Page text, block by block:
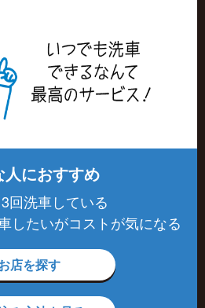
人におすすめ
3回洗車している
したいがコストが気になる
店を探す